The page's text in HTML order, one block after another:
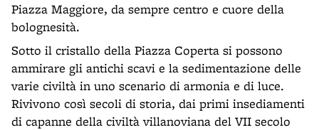
Piazza Maggiore, da sempre centro e cuore della
bolognesità.
Sotto il cristallo della Piazza Coperta si possono
ammirare gli antichi scavi e la sedimentazione delle
varie civiltà in uno scenario di armonia e di luce.
Rivivono così secoli di storia, dai primi insediamenti
di capanne della civiltà villanoviana del VII secolo